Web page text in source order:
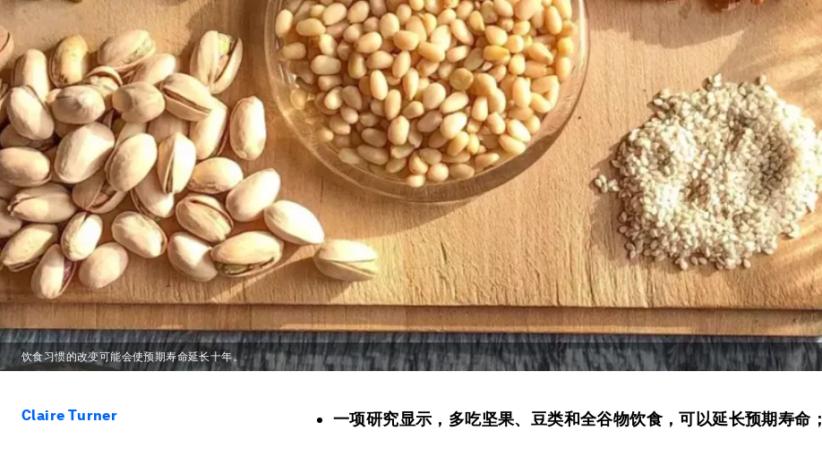
饮食习惯的改变可能会使预期寿命延长十年。
Claire Turner 一项研究显示，多吃坚果、豆类和全谷物饮食，可以延长预期寿命；